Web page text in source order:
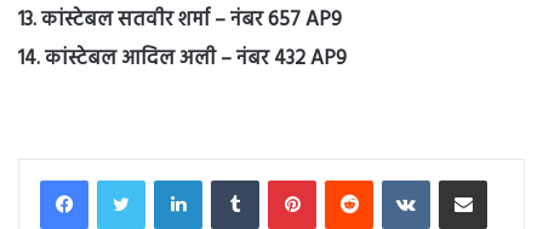
13. कांस्टेबल सतवीर शर्मा – नंबर 657 AP9
14. कांस्टेबल आदिल अली – नंबर 432 AP9
LinkedInTumblr PinterestReddit VKontakteShare via Email